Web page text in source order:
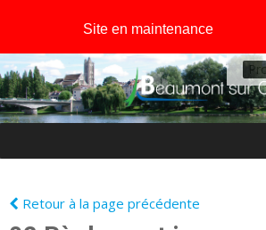
Retour à la page précédente
Site en maintenance